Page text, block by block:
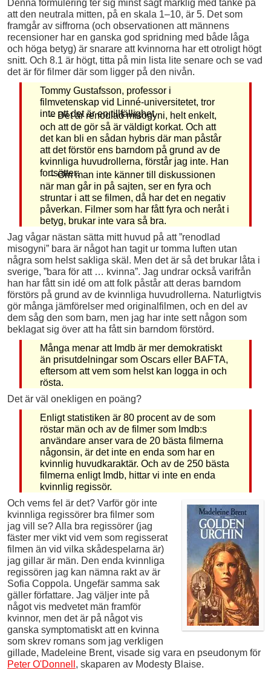
Denna formulering ter sig minst sagt märklig med tanke på
att den neutrala mitten, på en skala 1–10, är 5. Det som
framgår av siffrorna (och observationen att männens
recensioner har en ganska god spridning med både låga
och höga betyg) är snarare att kvinnorna har ett otroligt högt
snitt. Och 8.1 är högt, titta på min lista lite senare och se vad
det är för filmer där som ligger på den nivån.
Tommy Gustafsson, professor i
filmvetenskap vid Linné-universitetet, tror
inte att det är en tillfällighet.
– Det är renodlad misogyni, helt enkelt,
och att de gör så är väldigt korkat. Och att
det kan bli en sådan hybris där man påstår
att det förstör ens barndom på grund av de
kvinnliga huvudrollerna, förstår jag inte. Han
fortsätter:
– Om man inte känner till diskussionen
när man går in på sajten, ser en fyra och
struntar i att se filmen, då har det en negativ
påverkan. Filmer som har fått fyra och neråt i
betyg, brukar inte vara så bra.
Jag vågar nästan sätta mitt huvud på att ”renodlad
misogyni” bara är något han tagit ur tomma luften utan
några som helst sakliga skäl. Men det är så det brukar låta i
sverige, ”bara för att … kvinna”. Jag undrar också varifrån
han har fått sin idé om att folk påstår att deras barndom
förstörs på grund av de kvinnliga huvudrollerna. Naturligtvis
gör många jämförelser med originalfilmen, och en del av
dem såg den som barn, men jag har inte sett någon som
beklagat sig över att ha fått sin barndom förstörd.
Många menar att Imdb är mer demokratiskt
än prisutdelningar som Oscars eller BAFTA,
eftersom att vem som helst kan logga in och
rösta.
Det är väl onekligen en poäng?
Enligt statistiken är 80 procent av de som
röstar män och av de filmer som Imdb:s
användare anser vara de 20 bästa filmerna
någonsin, är det inte en enda som har en
kvinnlig huvudkaraktär. Och av de 250 bästa
filmerna enligt Imdb, hittar vi inte en enda
kvinnlig regissör.
Och vems fel är det? Varför gör inte
kvinnliga regissörer bra filmer som
jag vill se? Alla bra regissörer (jag
fäster mer vikt vid vem som regisserat
filmen än vid vilka skådespelarna är)
jag gillar är män. Den enda kvinnliga
regissören jag kan nämna rakt av är
Sofia Coppola. Ungefär samma sak
gäller författare. Jag väljer inte på
något vis medvetet män framför
kvinnor, men det är på något vis
ganska symptomatiskt att en kvinna
som skrev romans som jag verkligen
gillade, Madeleine Brent, visade sig vara en pseudonym för
Peter O'Donnell , skaparen av Modesty Blaise.